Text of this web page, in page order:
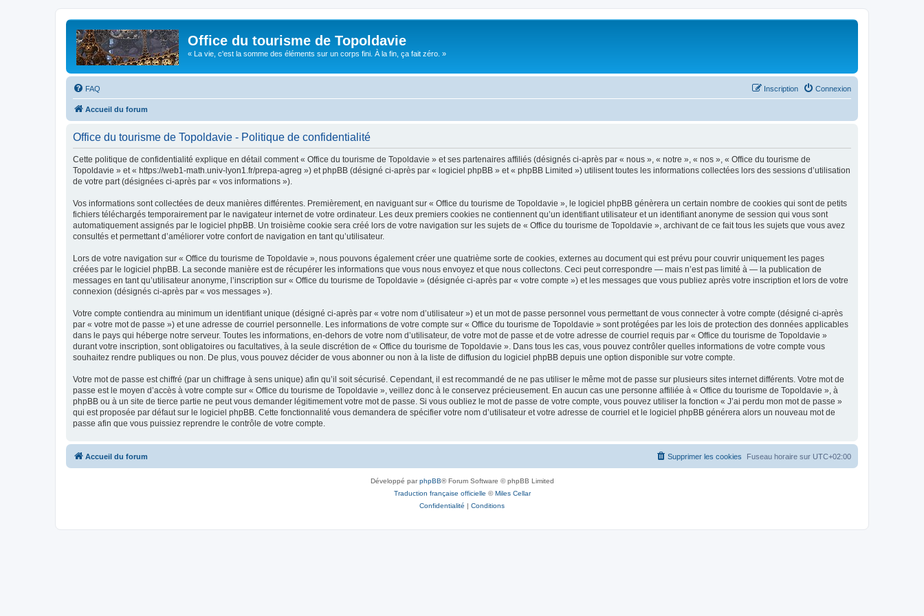
Office du tourisme de Topoldavie
« La vie, c'est la somme des éléments sur un corps fini. À la fin, ça fait zéro. »
FAQ Connexion
Inscription
Accueil du forum
Office du tourisme de Topoldavie - Politique de confidentialité
Cette politique de confidentialité explique en détail comment « Office du tourisme de Topoldavie » et ses partenaires affiliés (désignés ci-après par « nous », « notre », « nos », « Office du tourisme de
Topoldavie » et « https://web1-math.univ-lyon1.fr/prepa-agreg ») et phpBB (désigné ci-après par « logiciel phpBB » et « phpBB Limited ») utilisent toutes les informations collectées lors des sessions d’utilisation
de votre part (désignées ci-après par « vos informations »).
Vos informations sont collectées de deux manières différentes. Premièrement, en naviguant sur « Office du tourisme de Topoldavie », le logiciel phpBB génèrera un certain nombre de cookies qui sont de petits
fichiers téléchargés temporairement par le navigateur internet de votre ordinateur. Les deux premiers cookies ne contiennent qu’un identifiant utilisateur et un identifiant anonyme de session qui vous sont
automatiquement assignés par le logiciel phpBB. Un troisième cookie sera créé lors de votre navigation sur les sujets de « Office du tourisme de Topoldavie », archivant de ce fait tous les sujets que vous avez
consultés et permettant d’améliorer votre confort de navigation en tant qu’utilisateur.
Lors de votre navigation sur « Office du tourisme de Topoldavie », nous pouvons également créer une quatrième sorte de cookies, externes au document qui est prévu pour couvrir uniquement les pages
créées par le logiciel phpBB. La seconde manière est de récupérer les informations que vous nous envoyez et que nous collectons. Ceci peut correspondre — mais n’est pas limité à — la publication de
messages en tant qu’utilisateur anonyme, l’inscription sur « Office du tourisme de Topoldavie » (désignée ci-après par « votre compte ») et les messages que vous publiez après votre inscription et lors de votre
connexion (désignés ci-après par « vos messages »).
Votre compte contiendra au minimum un identifiant unique (désigné ci-après par « votre nom d’utilisateur ») et un mot de passe personnel vous permettant de vous connecter à votre compte (désigné ci-après
par « votre mot de passe ») et une adresse de courriel personnelle. Les informations de votre compte sur « Office du tourisme de Topoldavie » sont protégées par les lois de protection des données applicables
dans le pays qui héberge notre serveur. Toutes les informations, en-dehors de votre nom d’utilisateur, de votre mot de passe et de votre adresse de courriel requis par « Office du tourisme de Topoldavie »
durant votre inscription, sont obligatoires ou facultatives, à la seule discrétion de « Office du tourisme de Topoldavie ». Dans tous les cas, vous pouvez contrôler quelles informations de votre compte vous
souhaitez rendre publiques ou non. De plus, vous pouvez décider de vous abonner ou non à la liste de diffusion du logiciel phpBB depuis une option disponible sur votre compte.
Votre mot de passe est chiffré (par un chiffrage à sens unique) afin qu’il soit sécurisé. Cependant, il est recommandé de ne pas utiliser le même mot de passe sur plusieurs sites internet différents. Votre mot de
passe est le moyen d’accès à votre compte sur « Office du tourisme de Topoldavie », veillez donc à le conservez précieusement. En aucun cas une personne affiliée à « Office du tourisme de Topoldavie », à
phpBB ou à un site de tierce partie ne peut vous demander légitimement votre mot de passe. Si vous oubliez le mot de passe de votre compte, vous pouvez utiliser la fonction « J’ai perdu mon mot de passe »
qui est proposée par défaut sur le logiciel phpBB. Cette fonctionnalité vous demandera de spécifier votre nom d’utilisateur et votre adresse de courriel et le logiciel phpBB générera alors un nouveau mot de
passe afin que vous puissiez reprendre le contrôle de votre compte.
Accueil du forum Fuseau horaire sur UTC+02:00
Supprimer les cookies
Développé parphpBB® Forum Software © phpBB Limited
Traduction française officielle ©Miles Cellar
Confidentialité | Conditions